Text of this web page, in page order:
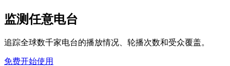
监测任意电台
追踪全球数千家电台的播放情况、轮播次数和受众覆盖。
免费开始使用